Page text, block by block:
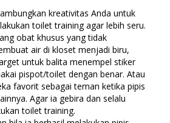
kreativitas Anda untuk
toilet training agar lebih seru.
obat khusus yang tidak
air di kloset menjadi biru,
untuk balita menempel stiker
pispot/toilet dengan benar. Atau
favorit sebagai teman ketika pipis
Agar ia gebira dan selalu
toilet training.